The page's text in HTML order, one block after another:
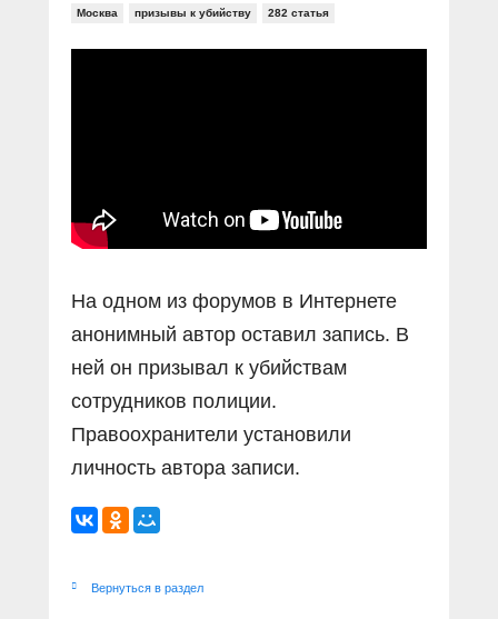
Москва призывы к убийству 282 статья
На одном из форумов в Интернете
анонимный автор оставил запись. В
ней он призывал к убийствам
сотрудников полиции.
Правоохранители установили
личность автора записи.
Вернуться в раздел